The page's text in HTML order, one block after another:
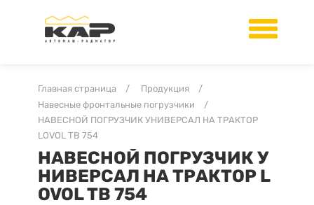
Главная страница / Продукция
/
Навесные фронтальные погрузчики
/
НАВЕСНОЙ ПОГРУЗЧИК УНИВЕРСАЛ НА ТРАКТОР
LOVOL ТВ 754
НАВЕСНОЙ ПОГРУЗЧИК У
НИВЕРСАЛ НА ТРАКТОР L
OVOL ТВ 754